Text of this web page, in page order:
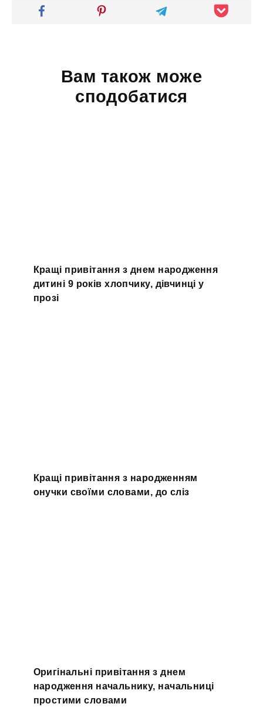
Вам також може
сподобатися
Кращі привітання з днем народження
дитині 9 років хлопчику, дівчинці у
прозі
Кращі привітання з народженням
онучки своїми словами, до сліз
Оригінальні привітання з днем
народження начальнику, начальниці
простими словами